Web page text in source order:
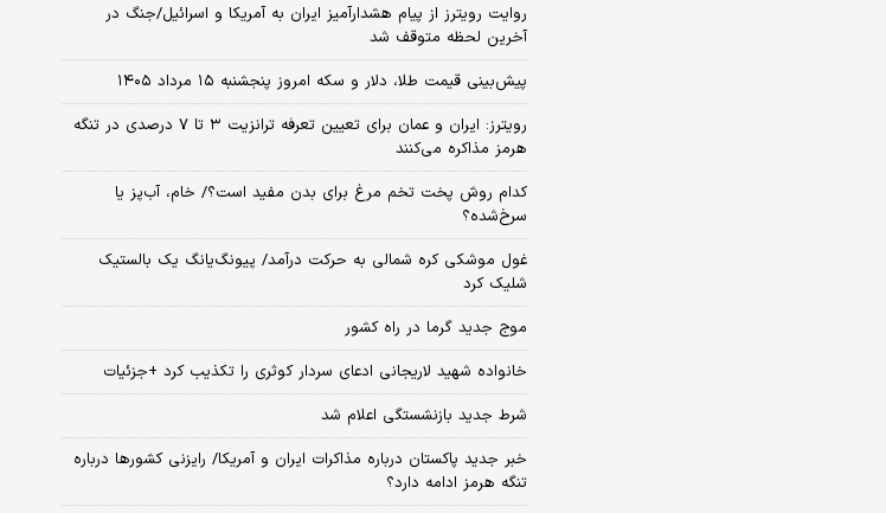
روایت رویترز از پیام هشدارآمیز ایران به آمریکا و اسرائیل/جنگ در
آخرین لحظه متوقف شد
پیش‌بینی قیمت طلا، دلار و سکه امروز پنجشنبه ۱۵ مرداد ۱۴۰۵
رویترز: ایران و عمان برای تعیین تعرفه ترانزیت ۳ تا ۷ درصدی در تنگه
هرمز مذاکره می‌کنند
کدام روش پخت تخم مرغ برای بدن مفید است؟/ خام، آب‌پز یا
سرخ‌شده؟
غول موشکی کره شمالی به حرکت درآمد/ پیونگ‌یانگ یک بالستیک
شلیک کرد
موج جدید گرما در راه کشور
خانواده شهید لاریجانی ادعای سردار کوثری را تکذیب کرد +جزئیات
شرط جدید بازنشستگی اعلام شد
خبر جدید پاکستان درباره مذاکرات ایران و آمریکا/ رایزنی کشورها درباره
تنگه هرمز ادامه دارد؟